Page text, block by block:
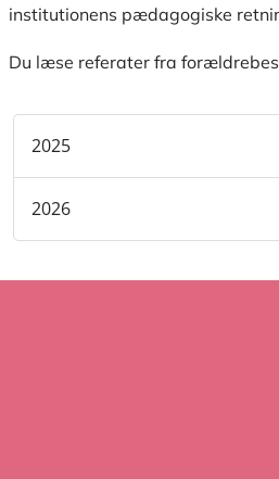
institutionens pædagogiske
Du læse referater fra
2025
2026